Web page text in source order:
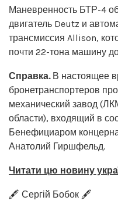
Маневренность БТР-4
двигатель Deutz и
трансмиссия Allison,
почти 22-тона машину
Справка.В настоящее
бронетранспортеров
механический завод
области), входящий в
Бенефициаром
Анатолий Гиршфельд.
Читати цю новину
🖋️ Сергій Бобок 🖋️